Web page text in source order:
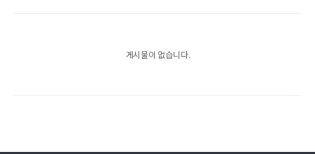
게시물이 없습니다.